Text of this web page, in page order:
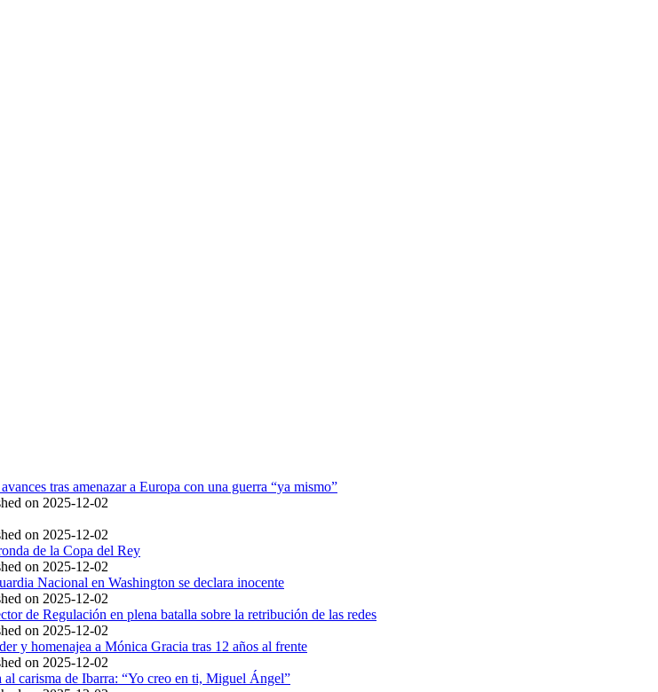
tras amenazar a Europa con una guerra “ya mismo”
on 2025-12-02
on 2025-12-02
de la Copa del Rey
on 2025-12-02
Nacional en Washington se declara inocente
on 2025-12-02
de Regulación en plena batalla sobre la retribución de las redes
on 2025-12-02
y homenajea a Mónica Gracia tras 12 años al frente
on 2025-12-02
carisma de Ibarra: “Yo creo en ti, Miguel Ángel”